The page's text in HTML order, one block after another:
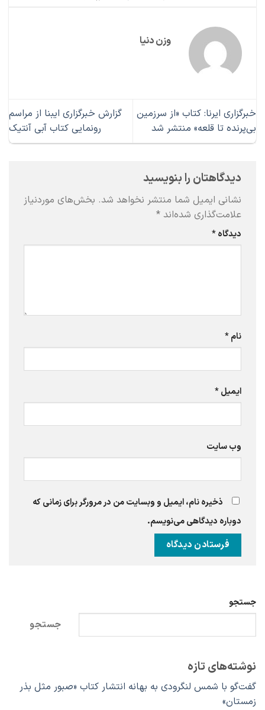
وزن دنیا
خبرگزاری ایرنا: کتاب «از سرزمین
بی‌پرنده تا قلعه» منتشر شد
گزارش خبرگزاری ایبنا از مراسم
رونمایی کتاب آبی آنتیک
دیدگاهتان را بنویسید
نشانی ایمیل شما منتشر نخواهد شد. بخش‌های موردنیاز
علامت‌گذاری شده‌اند *
دیدگاه*
نام*
ایمیل*
وب‌ سایت
ذخیره نام، ایمیل و وبسایت من در مرورگر برای زمانی که
دوباره دیدگاهی می‌نویسم.
جستجو
جستجو
نوشته‌های تازه
گفت‌گو با شمس لنگرودی به بهانه انتشار کتاب «صبور مثل بذر
زمستان»